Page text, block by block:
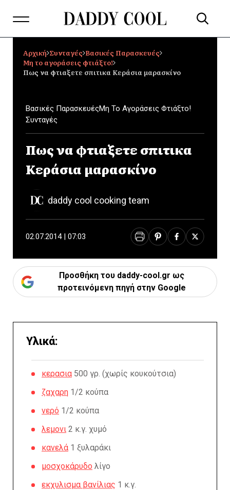
Αρχική Συνταγές Βασικές Παρασκευές
Μη το αγοράσεις φτιάξτο!
Πως να φτιαξετε σπιτικα Κεράσια μαρασκίνο
Βασικές ΠαρασκευέςΜη Το Αγοράσεις Φτιάξτο!
Συνταγές
Πως να φτιαξετε σπιτικα
Κεράσια μαρασκίνο
daddy cool cooking team
02.07.2014 | 07:03
Προσθήκη του daddy-cool.gr ως
προτεινόμενη πηγή στην Google
Υλικά:
κερασια 500 γρ. (χωρίς κουκούτσια)
ζαχαρη 1/2 κούπα
νερό 1/2 κούπα
λεμονι 2 κ.γ. χυμό
κανελά 1 ξυλαράκι
μοσχοκάρυδο λίγο
εκχυλισμα βανίλιας 1 κ.γ.